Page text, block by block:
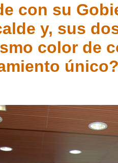
con su
y, sus
color de